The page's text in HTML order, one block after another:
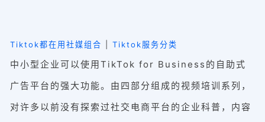
Tiktok都在用社媒组合 Tiktok服务分类
中小型企业可以使用TikTok for Business的自助式
广告平台的强大功能。由四部分组成的视频培训系列，
对许多以前没有探索过社交电商平台的企业科普，内容